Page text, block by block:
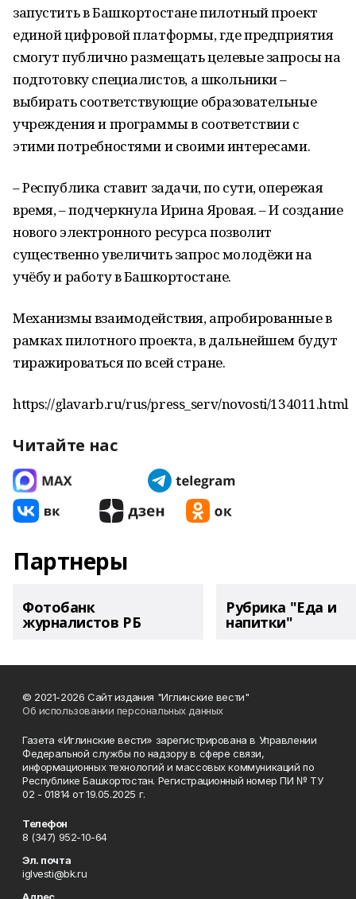
запустить в Башкортостане пилотный проект
единой цифровой платформы, где предприятия
смогут публично размещать целевые запросы на
подготовку специалистов, а школьники –
выбирать соответствующие образовательные
учреждения и программы в соответствии с
этими потребностями и своими интересами.
– Республика ставит задачи, по сути, опережая
время, – подчеркнула Ирина Яровая. – И создание
нового электронного ресурса позволит
существенно увеличить запрос молодёжи на
учёбу и работу в Башкортостане.
Механизмы взаимодействия, апробированные в
рамках пилотного проекта, в дальнейшем будут
тиражироваться по всей стране.
https://glavarb.ru/rus/press_serv/novosti/134011.html
Читайте нас
Партнеры
Фотобанк
журналистов РБ
Рубрика "Еда и
напитки"
© 2021-2026 Сайт издания "Иглинские вести"
Об использовании персональных данных
Газета «Иглинские вести» зарегистрирована в Управлении
Федеральной службы по надзору в сфере связи,
информационных технологий и массовых коммуникаций по
Республике Башкортостан. Регистрационный номер ПИ № ТУ
02 - 01814 от 19.05.2025 г.
Телефон
8 (347) 952-10-64
Эл. почта
iglvesti@bk.ru